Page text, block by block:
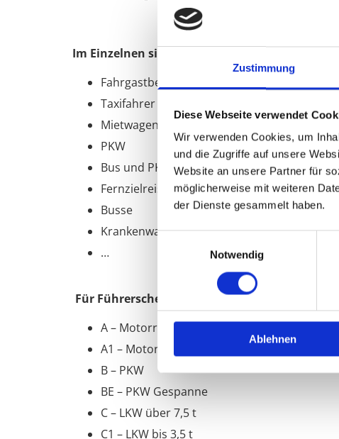
Zustimmung
Diese Webseite verwendet
Wir verwenden Cookies, um
und die Zugriffe auf unsere
Website an unsere Partner für
möglicherweise mit weiteren
der Dienste gesammelt haben.
Einwilligungsauswahl
Notwendig
Ablehnen
Im Einzelnen sind dies Untersuchungen für:
Fahrgastbeförderungsschein
Taxifahrer
Mietwagen
PKW
Bus und PKW Linienverkehr
Fernzielreisen
Busse
Krankenwagen
…
Für Führerscheinbewerber steht zudem eine
A – Motorräder über 125 cm3
A1 – Motorräder bis 125 cm3
B – PKW
BE – PKW Gespanne
C – LKW über 7,5 t
C1 – LKW bis 3,5 t